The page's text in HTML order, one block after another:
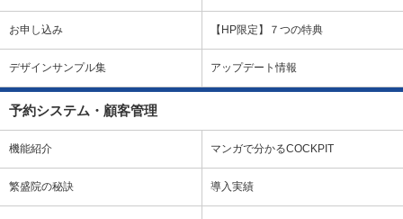
お申し込み 【HP限定】７つの特典
デザインサンプル集 アップデート情報
予約システム・顧客管理
機能紹介 マンガで分かるCOCKPIT
繁盛院の秘訣 導入実績